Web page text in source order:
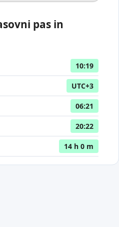
pas in
10:19
UTC+3
06:21
20:22
14 h 0 m